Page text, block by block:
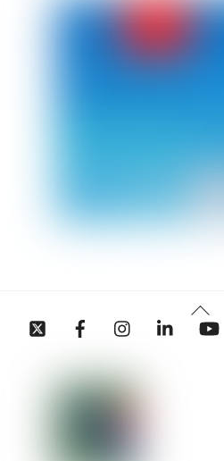
Back
To
Twitter Facebook InstagramLinkedin